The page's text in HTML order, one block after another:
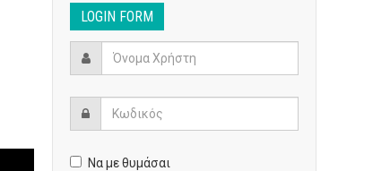
LOGIN FORM
Να με θυμάσαι